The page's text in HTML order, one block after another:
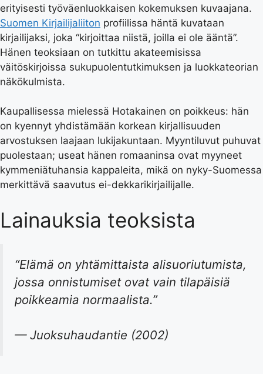
erityisesti työväenluokkaisen kokemuksen kuvaajana.
Suomen Kirjailijaliiton profiilissa häntä kuvataan
kirjailijaksi, joka “kirjoittaa niistä, joilla ei ole ääntä”.
Hänen teoksiaan on tutkittu akateemisissa
väitöskirjoissa sukupuolentutkimuksen ja luokkateorian
näkökulmista.
Kaupallisessa mielessä Hotakainen on poikkeus: hän
on kyennyt yhdistämään korkean kirjallisuuden
arvostuksen laajaan lukijakuntaan. Myyntiluvut puhuvat
puolestaan; useat hänen romaaninsa ovat myyneet
kymmeniätuhansia kappaleita, mikä on nyky-Suomessa
merkittävä saavutus ei-dekkarikirjailijalle.
Lainauksia teoksista
“Elämä on yhtämittaista alisuoriutumista,
jossa onnistumiset ovat vain tilapäisiä
poikkeamia normaalista.”
— Juoksuhaudantie (2002)